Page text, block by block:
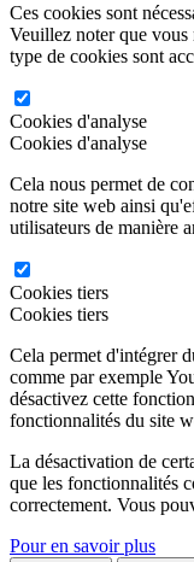
Ces cookies sont
Veuillez noter que vous
type de cookies sont
Cookies d'analyse
Cookies d'analyse
Cela nous permet de
notre site web ainsi
utilisateurs de manière
Cookies tiers
Cookies tiers
Cela permet d'intégrer
comme par exemple
désactivez cette
fonctionnalités du site
La désactivation de
que les fonctionnalités
correctement. Vous
Pour en savoir plus